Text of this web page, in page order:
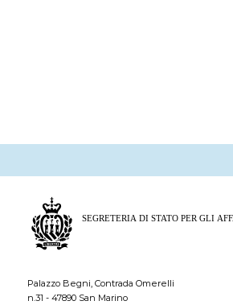
Palazzo Begni, Contrada Omerelli
n.31 - 47890 San Marino